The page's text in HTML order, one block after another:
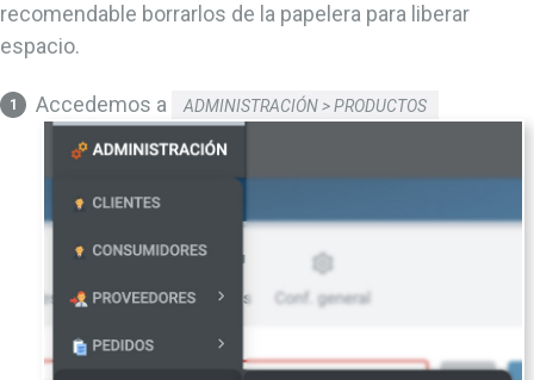
recomendable borrarlos de la papelera para liberar
espacio.
Accedemos a ADMINISTRACIÓN > PRODUCTOS